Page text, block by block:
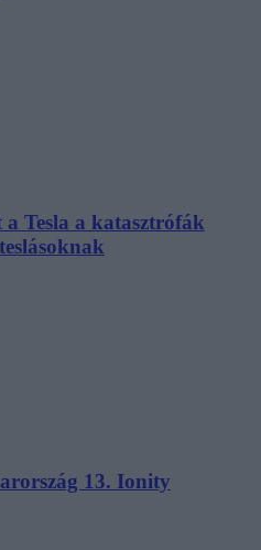
a Tesla a katasztrófák
13. Ionity